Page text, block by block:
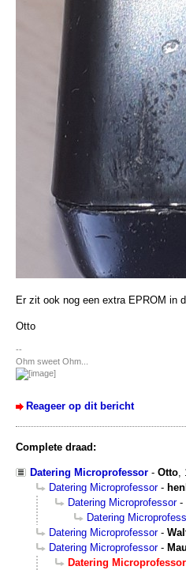
Er zit ook nog een extra EPROM in
Otto
--
Ohm sweet Ohm...
Reageer op dit bericht
Complete draad:
Datering Microprofessor - Otto
Datering Microprofessor-
Datering Microprofessor-
Datering
Datering Microprofessor-
Datering Microprofessor-
Datering Microprofessor